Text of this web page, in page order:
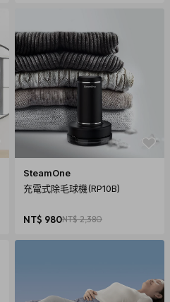
SteamOne
充電式除毛球機(RP10B)
NT$ 980NT$ 2,380